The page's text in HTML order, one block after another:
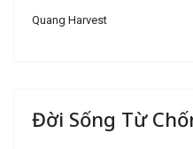
Quang Harvest
Đời Sống Từ